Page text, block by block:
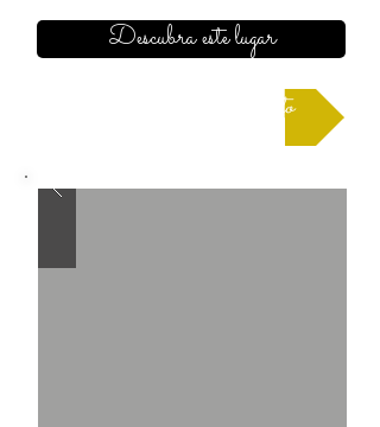
Descubra este lugar
Solicitar un presupuesto